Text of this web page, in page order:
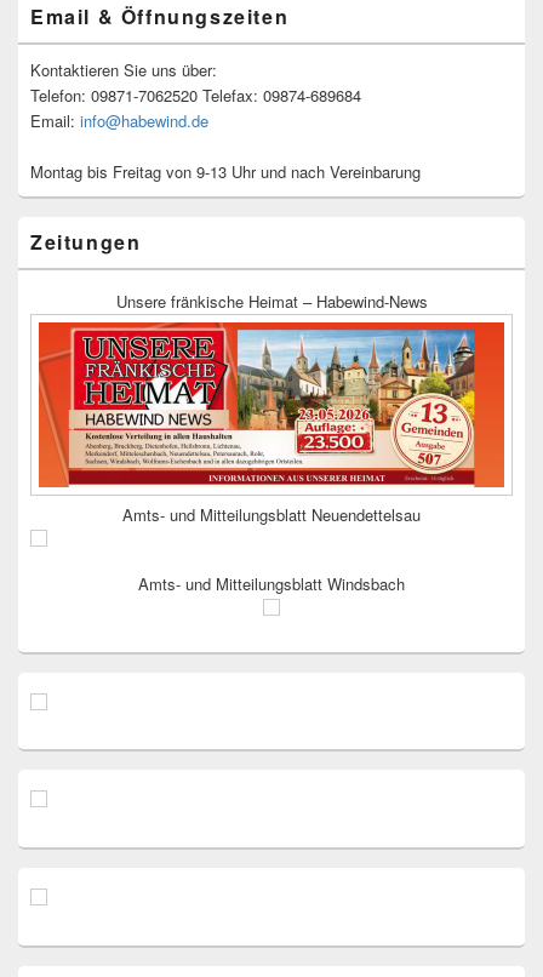
Email & Öffnungszeiten
Kontaktieren Sie uns über:
Telefon: 09871-7062520 Telefax: 09874-689684
Email: info@habewind.de
Montag bis Freitag von 9-13 Uhr und nach Vereinbarung
Zeitungen
Unsere fränkische Heimat – Habewind-News
Amts- und Mitteilungsblatt Neuendettelsau
Amts- und Mitteilungsblatt Windsbach